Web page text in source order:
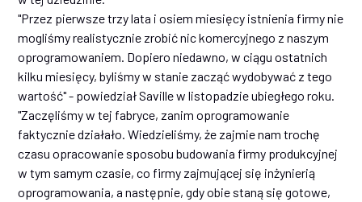
"Przez pierwsze trzy lata i osiem miesięcy istnienia firmy nie
mogliśmy realistycznie zrobić nic komercyjnego z naszym
oprogramowaniem. Dopiero niedawno, w ciągu ostatnich
kilku miesięcy, byliśmy w stanie zacząć wydobywać z tego
wartość" - powiedział Saville w listopadzie ubiegłego roku.
"Zaczęliśmy w tej fabryce, zanim oprogramowanie
faktycznie działało. Wiedzieliśmy, że zajmie nam trochę
czasu opracowanie sposobu budowania firmy produkcyjnej
w tym samym czasie, co firmy zajmującej się inżynierią
oprogramowania, a następnie, gdy obie staną się gotowe,